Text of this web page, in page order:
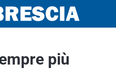
più